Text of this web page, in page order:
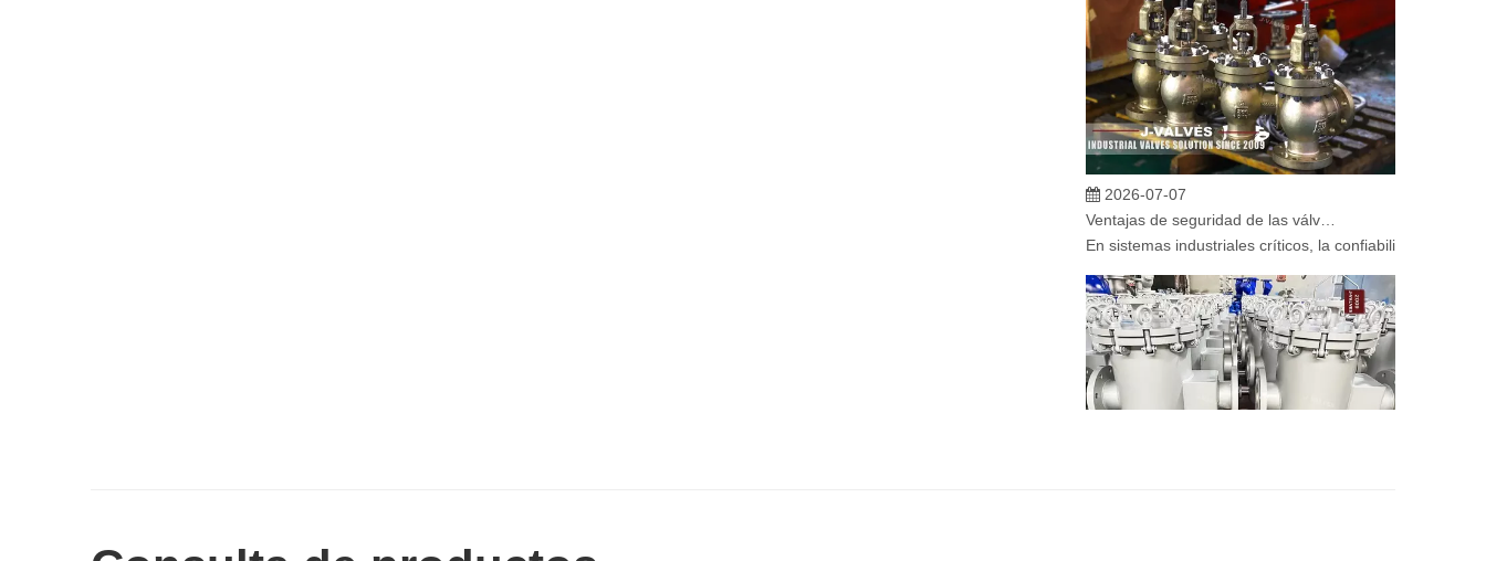
2026-07-07
En sistemas industriales críticos, la confiabilidad de las